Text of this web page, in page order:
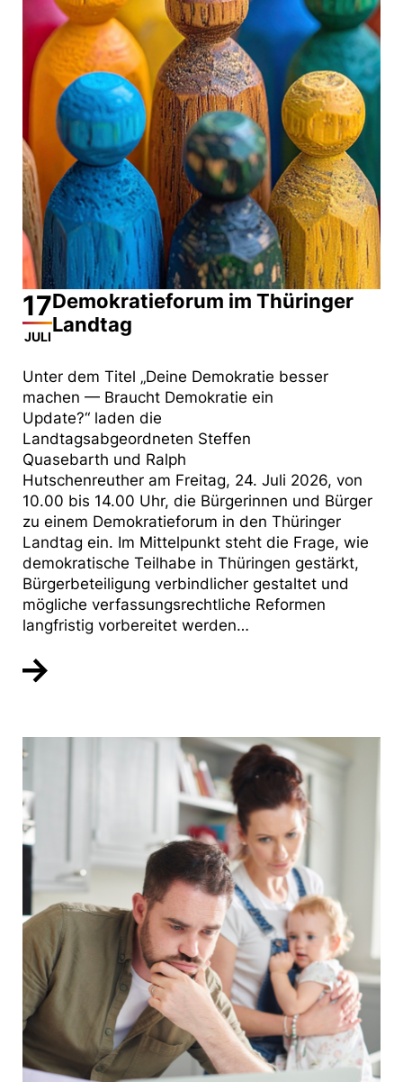
17
JULI
Demokratieforum im Thüringer
Landtag
Unter dem Titel „Deine Demokratie besser
machen — Braucht Demokratie ein
Update?“ laden die
Landtagsabgeordneten Steffen
Quasebarth und Ralph
Hutschenreuther am Freitag, 24. Juli 2026, von
10.00 bis 14.00 Uhr, die Bürgerinnen und Bürger
zu einem Demokratieforum in den Thüringer
Landtag ein. Im Mittelpunkt steht die Frage, wie
demokratische Teilhabe in Thüringen gestärkt,
Bürgerbeteiligung verbindlicher gestaltet und
mögliche verfassungsrechtliche Reformen
langfristig vorbereitet werden…